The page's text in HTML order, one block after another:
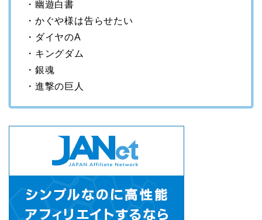
・幽遊白書
・かぐや様は告らせたい
・ダイヤのA
・キングダム
・銀魂
・進撃の巨人